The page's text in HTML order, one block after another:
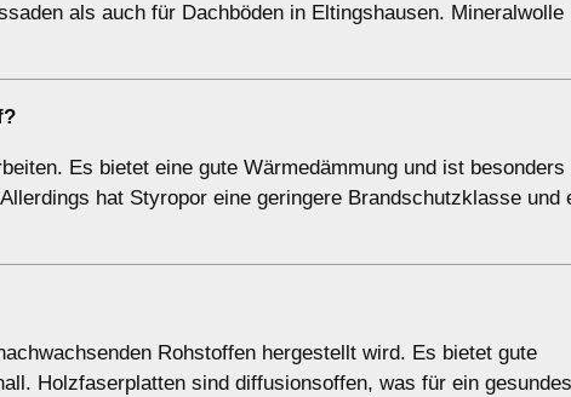
als auch für Dachböden in Eltingshausen.
Es bietet eine gute Wärmedämmung und ist besonders
hat Styropor eine geringere Brandschutzklasse und
Rohstoffen hergestellt wird. Es bietet gute
Holzfaserplatten sind diffusionsoffen, was für ein